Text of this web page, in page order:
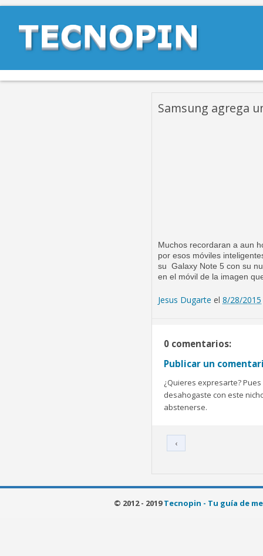
Samsung agrega
Muchos recordaran a aun
por esos móviles
su Galaxy Note 5 con su
en el móvil de la imagen
Jesus Dugarte el 8/28/2015
0 comentarios:
Publicar un
¿Quieres expresarte?
desahogaste con este
abstenerse.
‹
© 2012 - 2019Tecnopin - Tu guía de